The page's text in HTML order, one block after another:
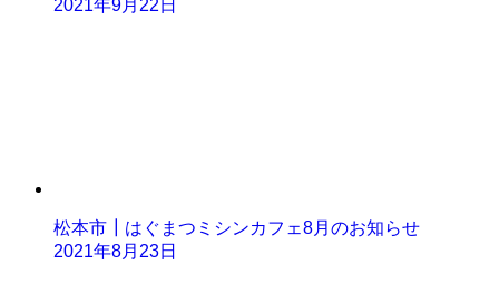
2021年9月22日
松本市┃はぐまつミシンカフェ8月のお知らせ
2021年8月23日